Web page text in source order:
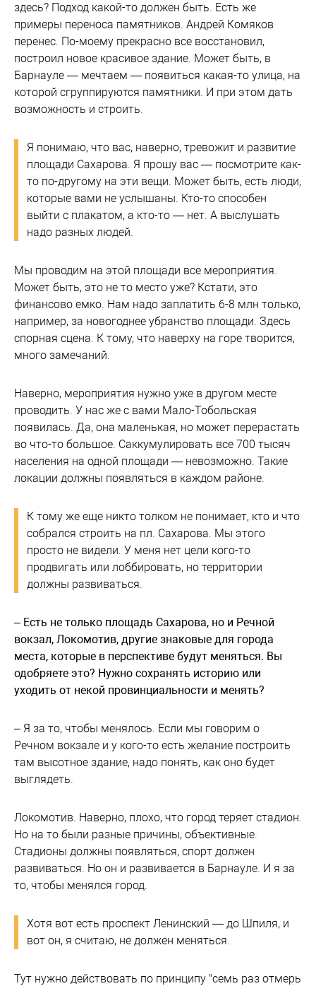
здесь? Подход какой-то должен быть. Есть же
примеры переноса памятников. Андрей Комяков
перенес. По-моему прекрасно все восстановил,
построил новое красивое здание. Может быть, в
Барнауле — мечтаем — появиться какая-то улица, на
которой сгруппируются памятники. И при этом дать
возможность и строить.
Я понимаю, что вас, наверно, тревожит и развитие
площади Сахарова. Я прошу вас — посмотрите как-
то по-другому на эти вещи. Может быть, есть люди,
которые вами не услышаны. Кто-то способен
выйти с плакатом, а кто-то — нет. А выслушать
надо разных людей.
Мы проводим на этой площади все мероприятия.
Может быть, это не то место уже? Кстати, это
финансово емко. Нам надо заплатить 6-8 млн только,
например, за новогоднее убранство площади. Здесь
спорная сцена. К тому, что наверху на горе творится,
много замечаний.
Наверно, мероприятия нужно уже в другом месте
проводить. У нас же с вами Мало-Тобольская
появилась. Да, она маленькая, но может перерастать
во что-то большое. Саккумулировать все 700 тысяч
населения на одной площади — невозможно. Такие
локации должны появляться в каждом районе.
К тому же еще никто толком не понимает, кто и что
собрался строить на пл. Сахарова. Мы этого
просто не видели. У меня нет цели кого-то
продвигать или лоббировать, но территории
должны развиваться.
– Есть не только площадь Сахарова, но и Речной
вокзал, Локомотив, другие знаковые для города
места, которые в перспективе будут меняться. Вы
одобряете это? Нужно сохранять историю или
уходить от некой провинциальности и менять?
– Я за то, чтобы менялось. Если мы говорим о
Речном вокзале и у кого-то есть желание построить
там высотное здание, надо понять, как оно будет
выглядеть.
Локомотив. Наверно, плохо, что город теряет стадион.
Но на то были разные причины, объективные.
Стадионы должны появляться, спорт должен
развиваться. Но он и развивается в Барнауле. И я за
то, чтобы менялся город.
Хотя вот есть проспект Ленинский — до Шпиля, и
вот он, я считаю, не должен меняться.
Тут нужно действовать по принципу "семь раз отмерь